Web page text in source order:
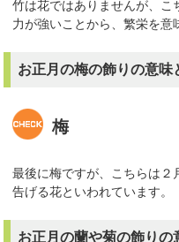
竹は花ではありませんが、こ
力が強いことから、繁栄を意
お正月の梅の飾りの意味
梅
最後に梅ですが、こちらは２
告げる花といわれています。
お正月の蘭や菊の飾りの